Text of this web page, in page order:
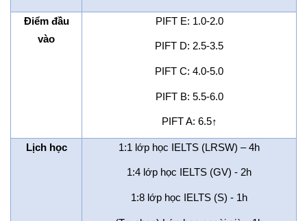
Điểm đầu
vào
PIFT E: 1.0-2.0
PIFT D: 2.5-3.5
PIFT C: 4.0-5.0
PIFT B: 5.5-6.0
PIFT A: 6.5↑
Lịch học 1:1 lớp học IELTS (LRSW) – 4h
1:4 lớp học IELTS (GV) - 2h
1:8 lớp học IELTS (S) - 1h